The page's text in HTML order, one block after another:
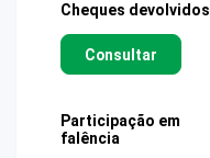
Cheques devolvidos
Consultar
Participação em
falência